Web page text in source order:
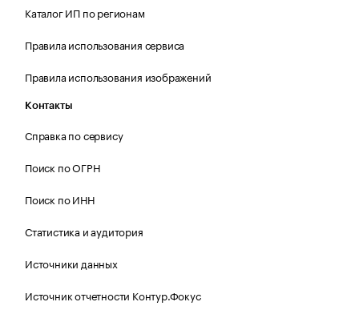
Каталог ИП по регионам
Правила использования сервиса
Правила использования изображений
Контакты
Справка по сервису
Поиск по ОГРН
Поиск по ИНН
Статистика и аудитория
Источники данных
Источник отчетности Контур.Фокус